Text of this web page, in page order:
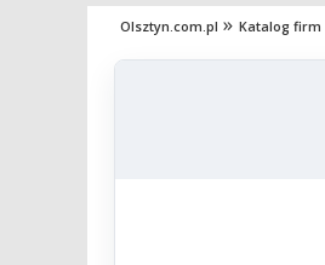
Olsztyn.com.pl Katalog firm